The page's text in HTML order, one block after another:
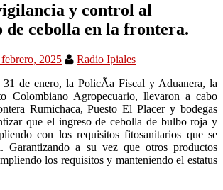
y control al
de cebolla en la frontera.
febrero, 2025
Radio Ipiales
de enero, la PolicÃ­a Fiscal y Aduanera, la
Agropecuario, llevaron a cabo
Rumichaca, Puesto El Placer y bodegas
que el ingreso de cebolla de bulbo roja y
con los requisitos fitosanitarios que se
Garantizando a su vez que otros productos
los requisitos y manteniendo el estatus